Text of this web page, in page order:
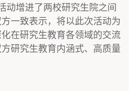
动增进了两校研究生院之间
一致表示，将以此次活动为
在研究生教育各领域的交流
研究生教育内涵式、高质量